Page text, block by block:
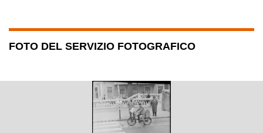
FOTO DEL SERVIZIO FOTOGRAFICO